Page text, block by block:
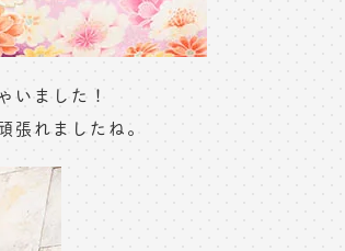
いました！
れましたね。